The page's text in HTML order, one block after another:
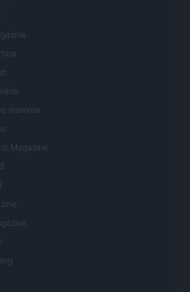
mamma
Magazine